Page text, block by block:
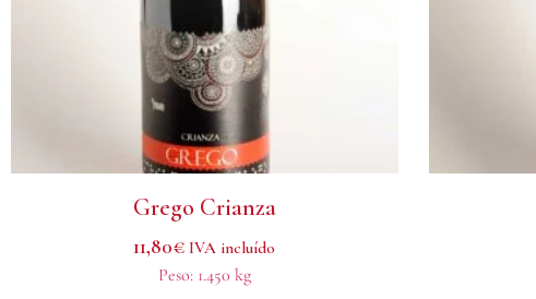
Grego Crianza
11,80€ IVA incluído
Peso:1.450 kg